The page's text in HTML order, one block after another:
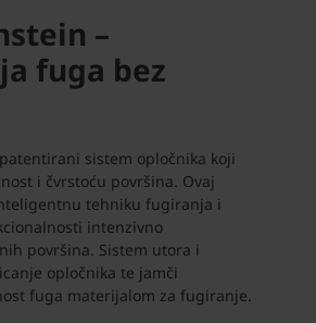
–
fuga bez
sistem opločnika koji
i čvrstoću površina. Ovaj
tehniku fugiranja i
intenzivno
površina. Sistem utora i
opločnika te jamči
fuga materijalom za fugiranje.